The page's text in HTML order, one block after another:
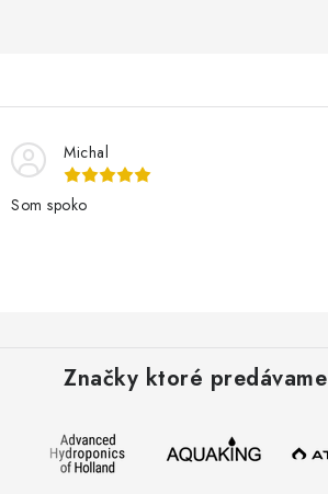
SMART GARDEN
Hodnotenie obchodu
Michal
Som spoko
Značky ktoré predávame